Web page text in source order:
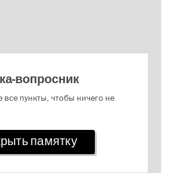
вопросник
все пункты, чтобы ничего не
памятку